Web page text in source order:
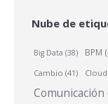
Nube de
Big Data (38) BPM
Cambio (41)
Comunicación